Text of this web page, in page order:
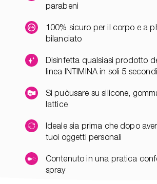
parabeni
100% sicuro per il corpo e a
bilanciato
Disinfetta qualsiasi prodotto
linea INTIMINA in soli 5 secondi
Si puòusare su silicone,
lattice
Ideale sia prima che dopo
tuoi oggetti personali
Contenuto in una pratica
spray